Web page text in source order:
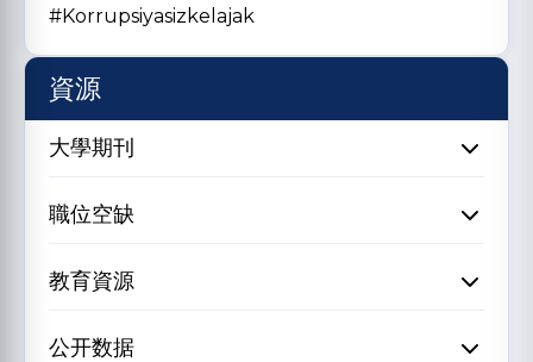
#Korrupsiyasizkelajak
資源
大學期刊
職位空缺
教育資源
公开数据